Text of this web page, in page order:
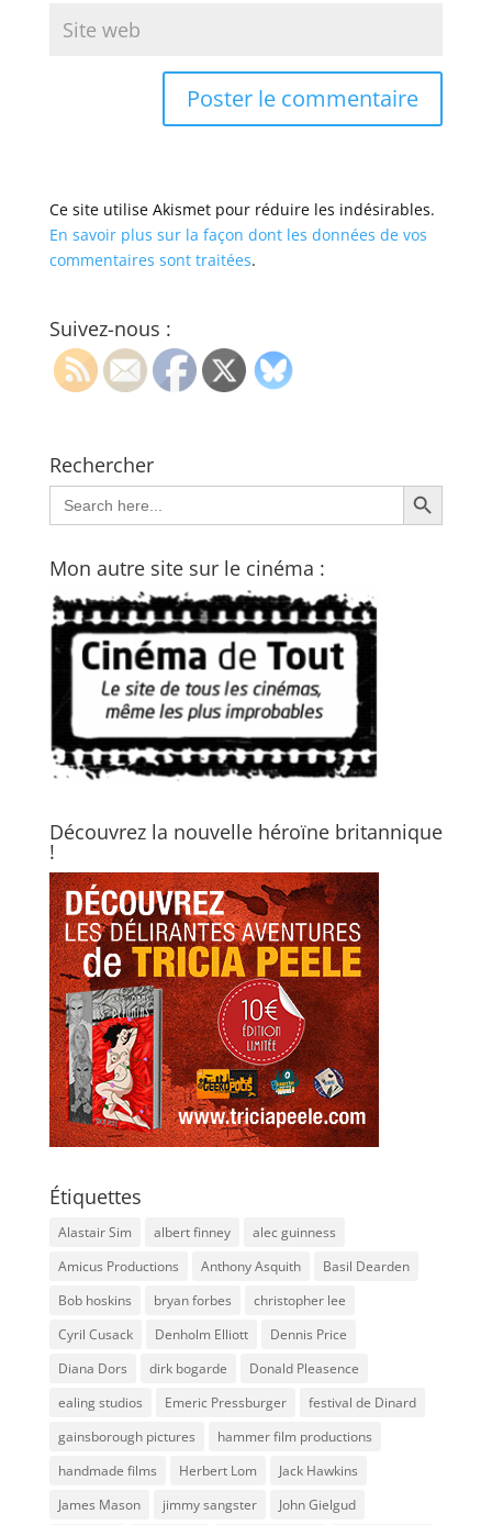
Ce site utilise Akismet pour réduire les indésirables.
En savoir plus sur la façon dont les données de vos
commentaires sont traitées.
Suivez-nous :
Rechercher
Search
for:
Search Button
Mon autre site sur le cinéma :
Découvrez la nouvelle héroïne britannique
!
Étiquettes
Alastair Sim albert finney
alec guinness
Amicus Productions
Anthony Asquith
Basil Dearden
Bob hoskins
bryan forbes
christopher lee
Cyril Cusack
Denholm Elliott
Dennis Price
Diana Dors
dirk bogarde
Donald Pleasence
ealing studios
Emeric Pressburger
festival de Dinard
gainsborough pictures
hammer film productions
handmade films
Herbert Lom
Jack Hawkins
James Mason
jimmy sangster
John Gielgud